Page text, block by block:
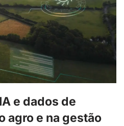
e dados de
agro e na gestão